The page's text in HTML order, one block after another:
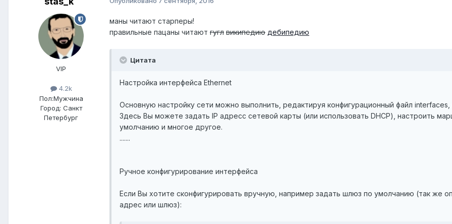
VIP
4.2k
Пол:Мужчина
Город: Санкт
Петербург
маны читают старперы!
правильные пацаны читают гугл википедию дебипедию
Цитата
Настройка интерфейса Ethernet
Основную настройку сети можно выполнить, редактируя конфигурационный файл interfaces,
Здесь Вы можете задать IP адресс сетевой карты (или использовать DHCP), настроить
умолчанию и многое другое.
.......
Ручное конфигурирование интерфейса
Если Вы хотите сконфигурировать вручную, например задать шлюз по умолчанию (так же
адрес или шлюз):